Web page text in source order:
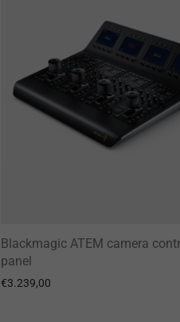
Blackmagic ATEM camera
panel
€3.239,00